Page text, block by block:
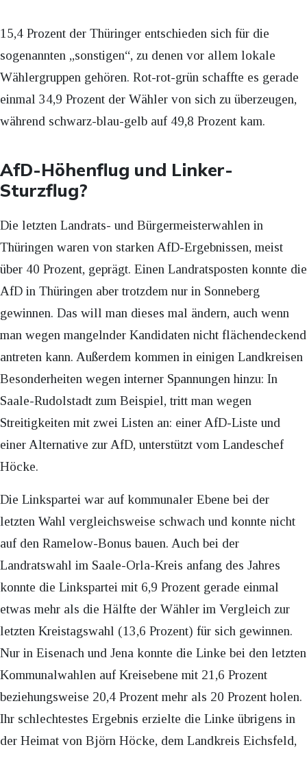
15,4 Prozent der Thüringer entschieden sich für die
sogenannten „sonstigen“, zu denen vor allem lokale
Wählergruppen gehören. Rot-rot-grün schaffte es gerade
einmal 34,9 Prozent der Wähler von sich zu überzeugen,
während schwarz-blau-gelb auf 49,8 Prozent kam.
AfD-Höhenflug und Linker-
Sturzflug?
Die letzten Landrats- und Bürgermeisterwahlen in
Thüringen waren von starken AfD-Ergebnissen, meist
über 40 Prozent, geprägt. Einen Landratsposten konnte die
AfD in Thüringen aber trotzdem nur in Sonneberg
gewinnen. Das will man dieses mal ändern, auch wenn
man wegen mangelnder Kandidaten nicht flächendeckend
antreten kann. Außerdem kommen in einigen Landkreisen
Besonderheiten wegen interner Spannungen hinzu: In
Saale-Rudolstadt zum Beispiel, tritt man wegen
Streitigkeiten mit zwei Listen an: einer AfD-Liste und
einer Alternative zur AfD, unterstützt vom Landeschef
Höcke.
Die Linkspartei war auf kommunaler Ebene bei der
letzten Wahl vergleichsweise schwach und konnte nicht
auf den Ramelow-Bonus bauen. Auch bei der
Landratswahl im Saale-Orla-Kreis anfang des Jahres
konnte die Linkspartei mit 6,9 Prozent gerade einmal
etwas mehr als die Hälfte der Wähler im Vergleich zur
letzten Kreistagswahl (13,6 Prozent) für sich gewinnen.
Nur in Eisenach und Jena konnte die Linke bei den letzten
Kommunalwahlen auf Kreisebene mit 21,6 Prozent
beziehungsweise 20,4 Prozent mehr als 20 Prozent holen.
Ihr schlechtestes Ergebnis erzielte die Linke übrigens in
der Heimat von Björn Höcke, dem Landkreis Eichsfeld,